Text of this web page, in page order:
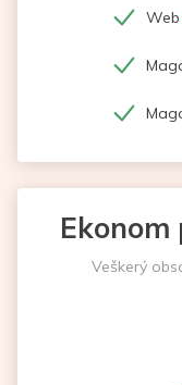
Web
Ekonom
Veškerý